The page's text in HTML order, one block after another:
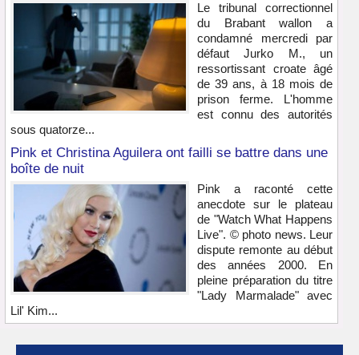
Le tribunal correctionnel
du Brabant wallon a
condamné mercredi par
défaut Jurko M., un
ressortissant croate âgé
de 39 ans, à 18 mois de
prison ferme. L'homme
est connu des autorités
sous quatorze...
Pink et Christina Aguilera ont failli se battre dans une
boîte de nuit
Pink a raconté cette
anecdote sur le plateau
de "Watch What Happens
Live". © photo news. Leur
dispute remonte au début
des années 2000. En
pleine préparation du titre
"Lady Marmalade" avec
Lil' Kim...